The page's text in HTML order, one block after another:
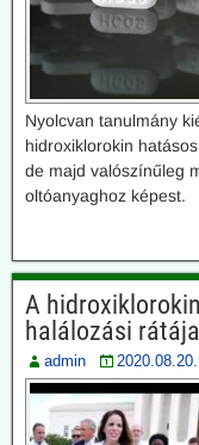
Nyolcvan tanulmány
hidroxiklorokin
de majd valószínűleg
oltóanyaghoz képest.
A
halálozási
admin 2020.08.20.